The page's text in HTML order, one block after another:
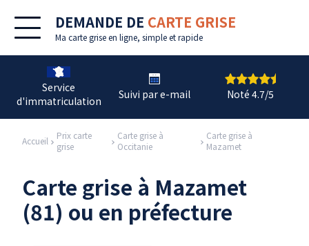
DEMANDE DE CARTE GRISE
Ma carte grise en ligne, simple et rapide
Service
d'immatriculation
Suivi par e-mail Noté 4.7/5
Accueil
Prix carte
grise
Carte grise à
Occitanie
Carte grise à
Mazamet
Carte grise à Mazamet
(81) ou en préfecture